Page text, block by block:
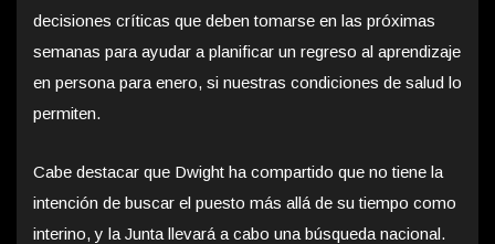
decisiones críticas que deben tomarse en las próximas
semanas para ayudar a planificar un regreso al aprendizaje
en persona para enero, si nuestras condiciones de salud lo
permiten.
Cabe destacar que Dwight ha compartido que no tiene la
intención de buscar el puesto más allá de su tiempo como
interino, y la Junta llevará a cabo una búsqueda nacional.